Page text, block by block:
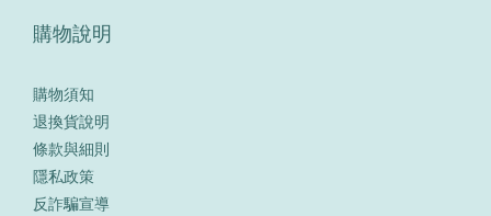
購物說明
購物須知
退換貨說明
條款與細則
隱私政策
反詐騙宣導